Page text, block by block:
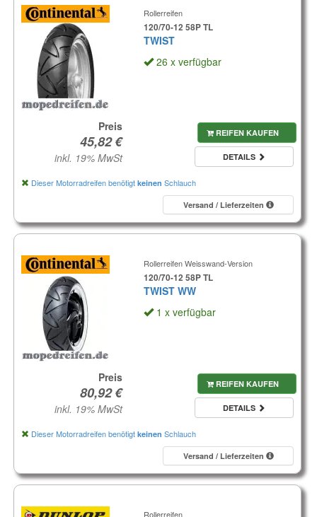
Rollerreifen
120/70-12 58P TL
TWIST
26 x verfügbar
Preis
inkl. 19% MwSt
REIFEN KAUFEN
DETAILS
Dieser Motorradreifen benötigt keinen Schlauch
Versand / Lieferzeiten
Rollerreifen Weisswand-Version
120/70-12 58P TL
TWIST WW
1 x verfügbar
Preis
inkl. 19% MwSt
REIFEN KAUFEN
DETAILS
Dieser Motorradreifen benötigt keinen Schlauch
Versand / Lieferzeiten
Rollerreifen